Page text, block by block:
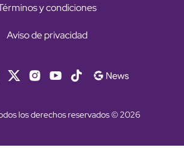
y condiciones
Aviso de privacidad
los derechos reservados © 2026